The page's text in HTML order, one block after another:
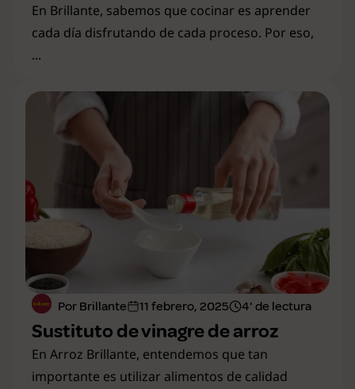
En Brillante, sabemos que cocinar es aprender
cada día disfrutando de cada proceso. Por eso,
...
Por Brillante 11 febrero, 2025 4' de lectura
Sustituto de vinagre de arroz
En Arroz Brillante, entendemos que tan
importante es utilizar alimentos de calidad